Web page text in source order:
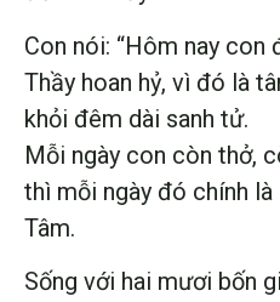
Con nói: “Hôm nay con
Thầy hoan hỷ, vì đó là
khỏi đêm dài sanh tử.
Mỗi ngày con còn thở,
thì mỗi ngày đó chính
Tâm.
Sống với hai mươi bốn